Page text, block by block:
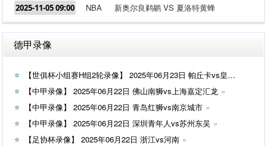
2025-11-05 09:00 NBA 新奥尔良鹈鹕 VS 夏洛特黄蜂
德甲录像
【世俱杯小组赛H组2轮录像】 2025年06月23日 帕丘卡vs皇家马德里
【中甲录像】 2025年06月22日 佛山南狮vs上海嘉定汇龙
【中甲录像】 2025年06月22日 青岛红狮vs南京城市
【中甲录像】 2025年06月22日 深圳青年人vs苏州东吴
【足协杯录像】 2025年06月22日 浙江vs河南